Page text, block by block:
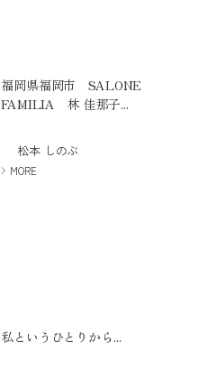
福岡県福岡市 SALONE
FAMILIA 林 佳那子...
松本 しのぶ
MORE
私というひとりから...